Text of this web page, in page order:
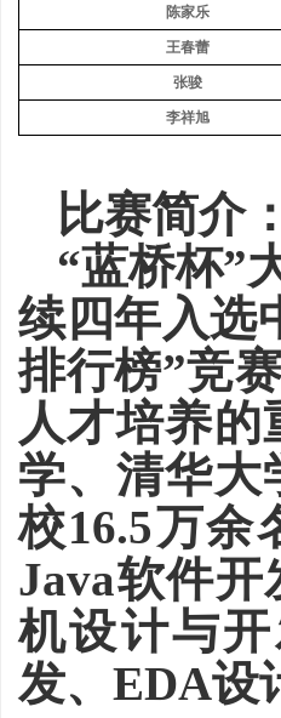
陈家乐
王春蕾
张骏
李祥旭
比赛简介：
“蓝桥杯”
续四年入选
排行榜”竞
人才培养
学、清华大
校16.5万余
Java软件
机设计与
发、EDA设